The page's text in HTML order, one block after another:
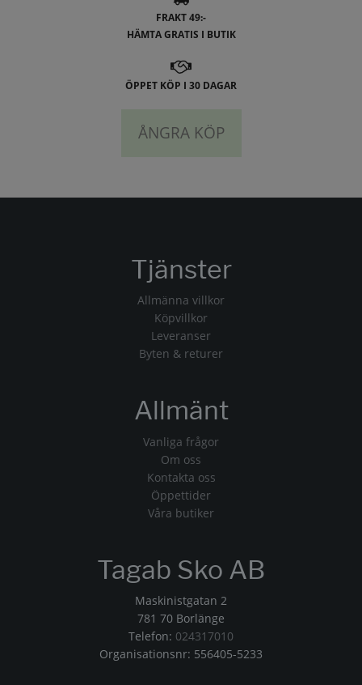
FRAKT 49:-
HÄMTA GRATIS I BUTIK
ÖPPET KÖP I 30 DAGAR
ÅNGRA KÖP
Tjänster
Allmänna villkor
Köpvillkor
Leveranser
Byten & returer
Allmänt
Vanliga frågor
Om oss
Kontakta oss
Öppettider
Våra butiker
Tagab Sko AB
Maskinistgatan 2
781 70 Borlänge
Telefon: 024317010
Organisationsnr: 556405-5233